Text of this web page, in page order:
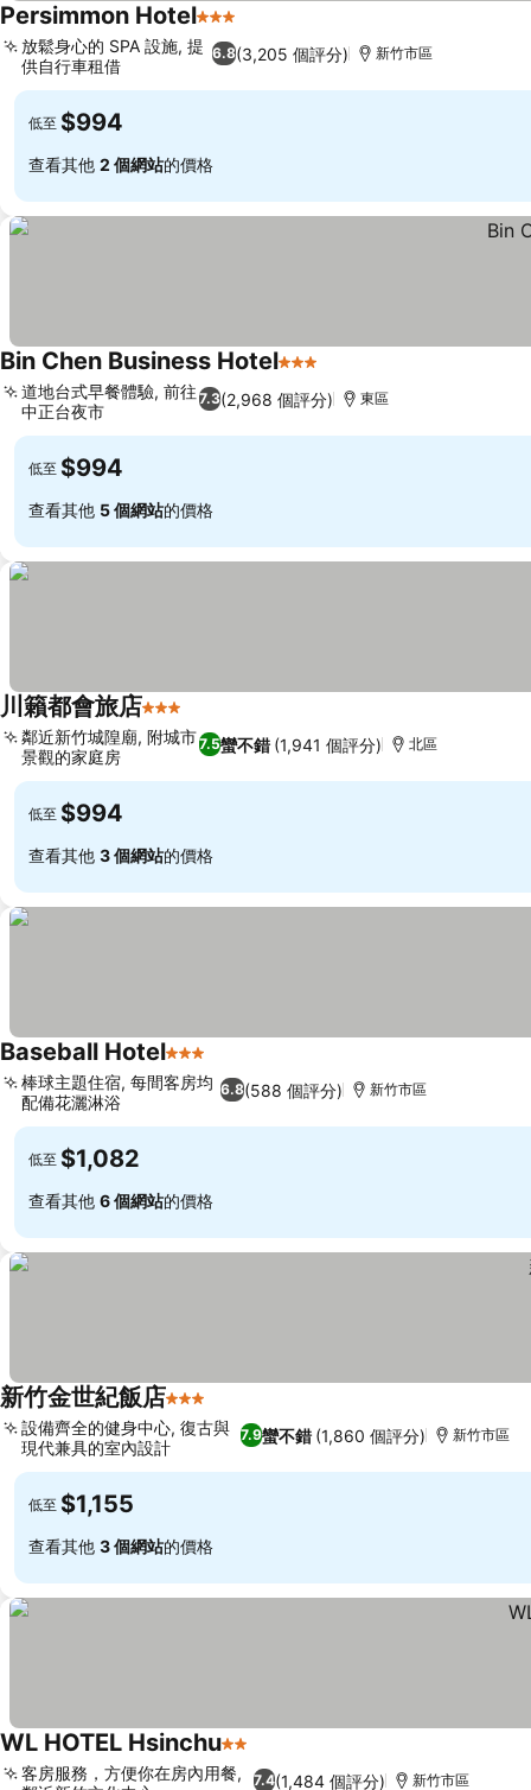
Persimmon Hotel3 星級
6.8(3,205 個評分)
放鬆身心的 SPA 設施, 提
供自行車租借
新竹市區
低至 $994
查看其他 2 個網站的價格
Bin Chen Business Hotel3 星級
7.3(2,968 個評分)
道地台式早餐體驗, 前往
中正台夜市
東區
低至 $994
查看其他 5 個網站的價格
川籟都會旅店3 星級
7.5蠻不錯 (1,941 個評分)
鄰近新竹城隍廟, 附城市
景觀的家庭房
北區
低至 $994
查看其他 3 個網站的價格
Baseball Hotel3 星級
6.8(588 個評分)
棒球主題住宿, 每間客房均
配備花灑淋浴
新竹市區
低至 $1,082
查看其他 6 個網站的價格
新竹金世紀飯店3 星級
7.9蠻不錯 (1,860 個評分)
設備齊全的健身中心, 復古與
現代兼具的室內設計
新竹市區
低至 $1,155
查看其他 3 個網站的價格
WL HOTEL Hsinchu2 星級
7.4(1,484 個評分)
客房服務，方便你在房內用餐,
新竹市區